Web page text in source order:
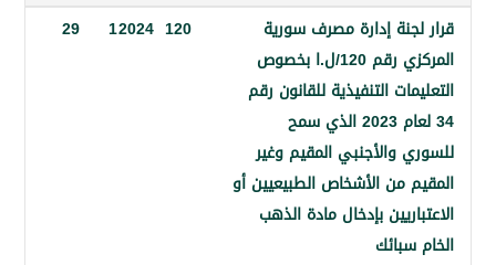
إدارة مصرف سورية
المركزي رقم 120/ل.ا بخصوص
التنفيذية للقانون رقم
34 لعام 2023 الذي سمح
والأجنبي المقيم وغير
من الأشخاص الطبيعيين أو
بإدخال مادة الذهب
120
29